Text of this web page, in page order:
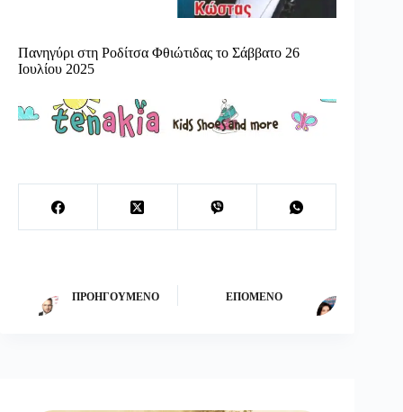
Πανηγύρι στη Ροδίτσα Φθιώτιδας το Σάββατο 26
Ιουλίου 2025
ΠΡΟΗΓΟΎΜΕΝΟ ΕΠΌΜΕΝΟ